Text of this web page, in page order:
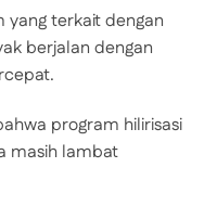
yang terkait dengan
berjalan dengan
program hilirisasi
masih lambat